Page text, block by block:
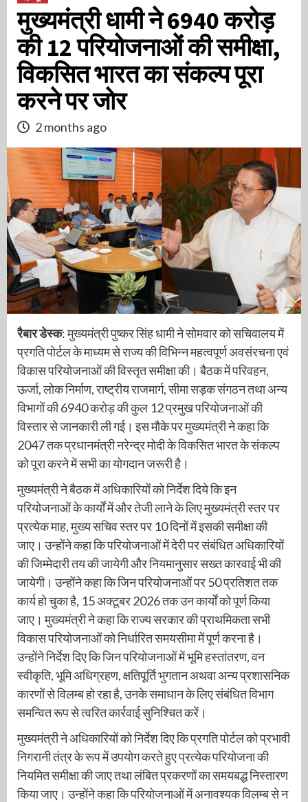
मुख्यमंत्री धामी ने 6940 करोड़
की 12 परियोजनाओं की समीक्षा,
विकसित भारत का संकल्प पूरा
करने पर जोर
2 months ago
रैबार डेस्क: मुख्यमंत्री पुष्कर सिंह धामी ने सोमवार को सचिवालय में
प्रगति पोर्टल के माध्यम से राज्य की विभिन्न महत्वपूर्ण अवसंरचना एवं
विकास परियोजनाओं की विस्तृत समीक्षा की। बैठक में परिवहन,
ऊर्जा, लोक निर्माण, राष्ट्रीय राजमार्ग, सीमा सड़क संगठन तथा अन्य
विभागों की 6940 करोड़ की कुल 12 प्रमुख परियोजनाओं की
विस्तार से जानकारी ली गई। इस मौके पर मुख्यमंत्री ने कहा कि
2047 तक प्रधानमंत्री नरेन्द्र मोदी के विकसित भारत के संकल्प
को पूरा करने में सभी का योगदान जरूरी है।
मुख्यमंत्री ने बैठक में अधिकारियों को निर्देश दिये कि इन
परियोजनाओं के कार्यों में और तेजी लाने के लिए मुख्यमंत्री स्तर पर
प्रत्येक माह, मुख्य सचिव स्तर पर 10 दिनों में इसकी समीक्षा की
जाए। उन्होंने कहा कि परियोजनाओं में देरी पर संबंधित अधिकारियों
की जिम्मेदारी तय की जायेगी और नियमानुसार सख्त कारवाई भी की
जायेगी। उन्होंने कहा कि जिन परियोजनाओं पर 50 प्रतिशत तक
कार्य हो चुका है, 15 अक्टूबर 2026 तक उन कार्यों को पूर्ण किया
जाए। मुख्यमंत्री ने कहा कि राज्य सरकार की प्राथमिकता सभी
विकास परियोजनाओं को निर्धारित समयसीमा में पूर्ण करना है।
उन्होंने निर्देश दिए कि जिन परियोजनाओं में भूमि हस्तांतरण, वन
स्वीकृति, भूमि अधिग्रहण, क्षतिपूर्ति भुगतान अथवा अन्य प्रशासनिक
कारणों से विलम्ब हो रहा है, उनके समाधान के लिए संबंधित विभाग
समन्वित रूप से त्वरित कार्रवाई सुनिश्चित करें।
मुख्यमंत्री ने अधिकारियों को निर्देश दिए कि प्रगति पोर्टल को प्रभावी
निगरानी तंत्र के रूप में उपयोग करते हुए प्रत्येक परियोजना की
नियमित समीक्षा की जाए तथा लंबित प्रकरणों का समयबद्ध निस्तारण
किया जाए। उन्होंने कहा कि परियोजनाओं में अनावश्यक विलम्ब से न